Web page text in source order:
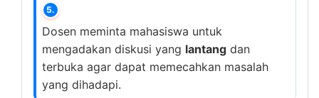
5.
Dosen meminta mahasiswa untuk
mengadakan diskusi yang lantang dan
terbuka agar dapat memecahkan masalah
yang dihadapi.